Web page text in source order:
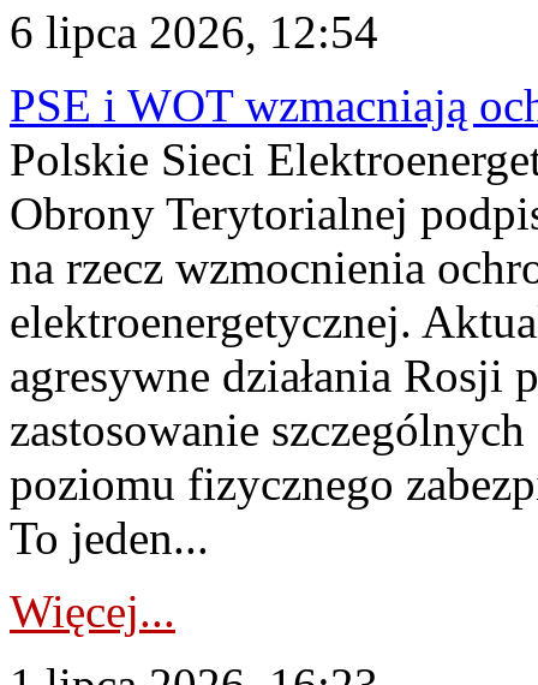
6 lipca 2026, 12:54
PSE i WOT wzmacniają
Polskie Sieci
Obrony Terytorialnej
na rzecz wzmocnienia
elektroenergetycznej.
agresywne działania Rosji
zastosowanie
poziomu fizycznego
To jeden...
Więcej...